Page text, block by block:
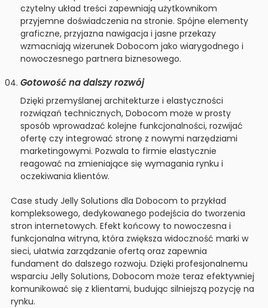
czytelny układ treści zapewniają użytkownikom
przyjemne doświadczenia na stronie. Spójne elementy
graficzne, przyjazna nawigacja i jasne przekazy
wzmacniają wizerunek Dobocom jako wiarygodnego i
nowoczesnego partnera biznesowego.
Gotowość na dalszy rozwój
Dzięki przemyślanej architekturze i elastyczności
rozwiązań technicznych, Dobocom może w prosty
sposób wprowadzać kolejne funkcjonalności, rozwijać
ofertę czy integrować stronę z nowymi narzędziami
marketingowymi. Pozwala to firmie elastycznie
reagować na zmieniające się wymagania rynku i
oczekiwania klientów.
Case study Jelly Solutions dla Dobocom to przykład
kompleksowego, dedykowanego podejścia do tworzenia
stron internetowych. Efekt końcowy to nowoczesna i
funkcjonalna witryna, która zwiększa widoczność marki w
sieci, ułatwia zarządzanie ofertą oraz zapewnia
fundament do dalszego rozwoju. Dzięki profesjonalnemu
wsparciu Jelly Solutions, Dobocom może teraz efektywniej
komunikować się z klientami, budując silniejszą pozycję na
rynku.